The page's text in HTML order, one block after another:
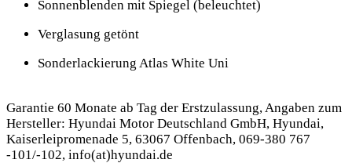
Sonnenblenden mit Spiegel (beleuchtet)
Verglasung getönt
Sonderlackierung Atlas White Uni
Garantie 60 Monate ab Tag der Erstzulassung, Angaben zum
Hersteller: Hyundai Motor Deutschland GmbH, Hyundai,
Kaiserleipromenade 5, 63067 Offenbach, 069-380 767
-101/-102, info(at)hyundai.de